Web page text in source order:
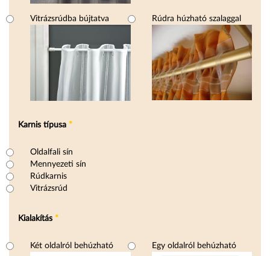
Vitrázsrúdba bújtatva Rúdra húzható szalaggal
Karnis típusa *
Karnis típusa
Oldalfali sín
Mennyezeti sín
Rúdkarnis
Vitrázsrúd
Kialakítás *
Kialakítás
Két oldalról behúzható Egy oldalról behúzható